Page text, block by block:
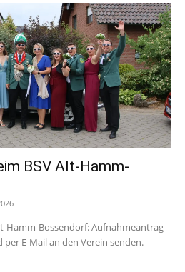
BSV Alt-Hamm-
Hamm-Bossendorf: Aufnahmeantrag
E-Mail an den Verein senden.